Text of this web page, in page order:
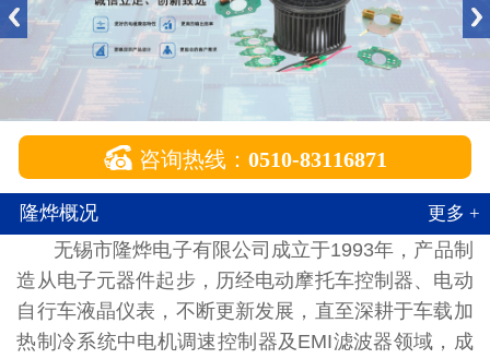
 咨询热线： 0510-83116871
隆烨概况 更多 +
无锡市隆烨电子有限公司成立于1993年，产品制
造从电子元器件起步，历经电动摩托车控制器、电动
自行车液晶仪表，不断更新发展，直至深耕于车载加
热制冷系统中电机调速控制器及EMI滤波器领域，成